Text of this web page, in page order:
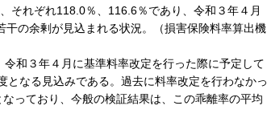
それぞれ118.0％、116.6％であり、令和３年４月
の余剰が見込まれる状況。（損害保険料率算出機
和３年４月に基準料率改定を行った際に予定して
なる見込みである。過去に料率改定を行わなかっ
っており、今般の検証結果は、この乖離率の平均